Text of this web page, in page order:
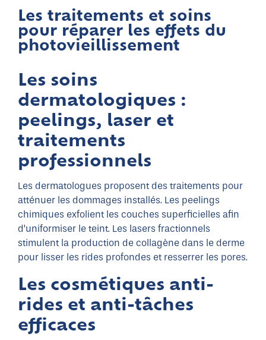
Les traitements et soins
pour réparer les effets du
photovieillissement
Les soins
dermatologiques :
peelings, laser et
traitements
professionnels
Les dermatologues proposent des traitements pour
atténuer les dommages installés. Les peelings
chimiques exfolient les couches superficielles afin
d’uniformiser le teint. Les lasers fractionnels
stimulent la production de collagène dans le derme
pour lisser les rides profondes et resserrer les pores.
Les cosmétiques anti-
rides et anti-tâches
efficaces